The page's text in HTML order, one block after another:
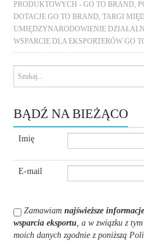
PRODUKTOWYCH - GO TO BRAND ,
DOTACJE GO TO BRAND ,TARGI
UMIĘDZYNARODOWIENIE
WSPARCIE DLA EKSPORTERÓW GO
BĄDŹ NA BIEŻĄCO
Imię
E-mail
Zamawiamnajświeższe
wsparcia eksportu , a w związku z
moich danych zgodnie z poniższą